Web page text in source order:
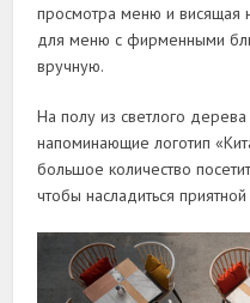
просмотра меню и висящая
для меню с фирменными
вручную.
На полу из светлого дерева
напоминающие логотип
большое количество
чтобы насладиться